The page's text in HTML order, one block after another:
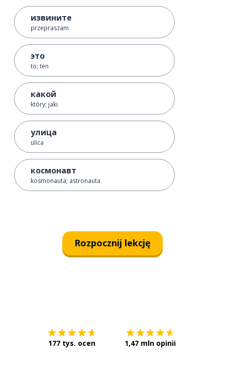
извините
przepraszam
это
to; ten
какой
który; jaki
улица
ulica
космонавт
kosmonauta; astronauta
Rozpocznij lekcję
177 tys. ocen 1,47 mln opinii